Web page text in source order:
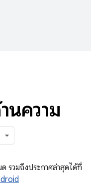
นความ
รวมถึงประกาศล่าสุดได้ที่